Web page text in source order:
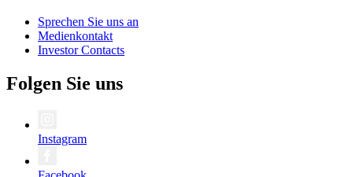
Sprechen Sie uns an
Medienkontakt
Investor Contacts
Folgen Sie uns
Instagram